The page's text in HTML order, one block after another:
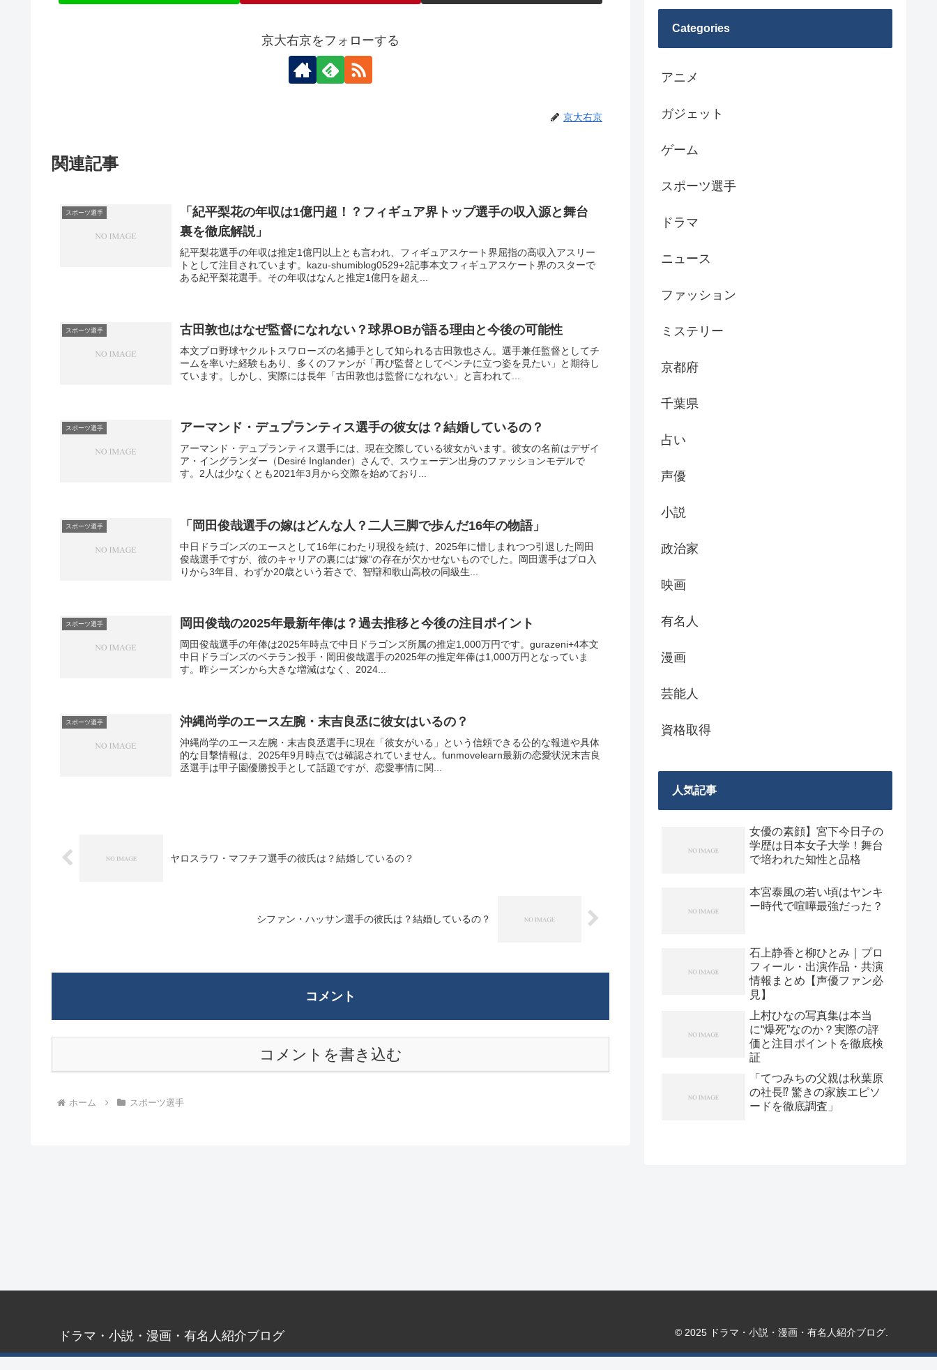
京大右京をフォローする
京大右京
関連記事
スポーツ選手
「紀平梨花の年収は1億円超！？フィギュア界トップ選手の収入源と舞台
裏を徹底解説」
紀平梨花選手の年収は推定1億円以上とも言われ、フィギュアスケート界屈指の高収入アスリー
トとして注目されています。kazu-shumiblog0529+2記事本文フィギュアスケート界のスターで
ある紀平梨花選手。その年収はなんと推定1億円を超え...
スポーツ選手 古田敦也はなぜ監督になれない？球界OBが語る理由と今後の可能性
本文プロ野球ヤクルトスワローズの名捕手として知られる古田敦也さん。選手兼任監督としてチ
ームを率いた経験もあり、多くのファンが「再び監督としてベンチに立つ姿を見たい」と期待し
ています。しかし、実際には長年「古田敦也は監督になれない」と言われて...
スポーツ選手 アーマンド・デュプランティス選手の彼女は？結婚しているの？
アーマンド・デュプランティス選手には、現在交際している彼女がいます。彼女の名前はデザイ
ア・イングランダー（Desiré Inglander）さんで、スウェーデン出身のファッションモデルで
す。2人は少なくとも2021年3月から交際を始めており...
スポーツ選手 「岡田俊哉選手の嫁はどんな人？二人三脚で歩んだ16年の物語」
中日ドラゴンズのエースとして16年にわたり現役を続け、2025年に惜しまれつつ引退した岡田
俊哉選手ですが、彼のキャリアの裏には“嫁”の存在が欠かせないものでした。岡田選手はプロ入
りから3年目、わずか20歳という若さで、智辯和歌山高校の同級生...
スポーツ選手 岡田俊哉の2025年最新年俸は？過去推移と今後の注目ポイント
岡田俊哉選手の年俸は2025年時点で中日ドラゴンズ所属の推定1,000万円です。gurazeni+4本文
中日ドラゴンズのベテラン投手・岡田俊哉選手の2025年の推定年俸は1,000万円となっていま
す。昨シーズンから大きな増減はなく、2024...
スポーツ選手 沖縄尚学のエース左腕・末吉良丞に彼女はいるの？
沖縄尚学のエース左腕・末吉良丞選手に現在「彼女がいる」という信頼できる公的な報道や具体
的な目撃情報は、2025年9月時点では確認されていません。funmovelearn最新の恋愛状況末吉良
丞選手は甲子園優勝投手として話題ですが、恋愛事情に関...
ヤロスラワ・マフチフ選手の彼氏は？結婚しているの？
シファン・ハッサン選手の彼氏は？結婚しているの？
コメント
コメントを書き込む
ホーム スポーツ選手
Categories
アニメ
ガジェット
ゲーム
スポーツ選手
ドラマ
ニュース
ファッション
ミステリー
京都府
千葉県
占い
声優
小説
政治家
映画
有名人
漫画
芸能人
資格取得
人気記事
女優の素顔】宮下今日子の
学歴は日本女子大学！舞台
で培われた知性と品格
本宮泰風の若い頃はヤンキ
ー時代で喧嘩最強だった？
石上静香と柳ひとみ｜プロ
フィール・出演作品・共演
情報まとめ【声優ファン必
見】
上村ひなの写真集は本当
に“爆死”なのか？実際の評
価と注目ポイントを徹底検
証
「てつみちの父親は秋葉原
の社長⁉ 驚きの家族エピソ
ードを徹底調査」
ドラマ・小説・漫画・有名人紹介ブログ © 2025 ドラマ・小説・漫画・有名人紹介ブログ.